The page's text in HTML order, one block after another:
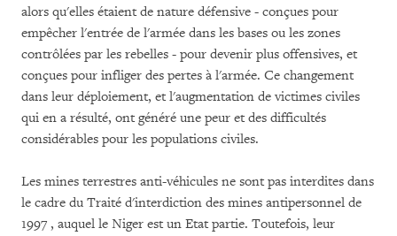
alors qu'elles étaient de nature défensive - conçues pour
empêcher l'entrée de l'armée dans les bases ou les zones
contrôlées par les rebelles - pour devenir plus offensives, et
conçues pour infliger des pertes à l'armée. Ce changement
dans leur déploiement, et l'augmentation de victimes civiles
qui en a résulté, ont généré une peur et des difficultés
considérables pour les populations civiles.
Les mines terrestres anti-véhicules ne sont pas interdites dans
le cadre du Traité d'interdiction des mines antipersonnel de
1997 , auquel le Niger est un Etat partie. Toutefois, leur